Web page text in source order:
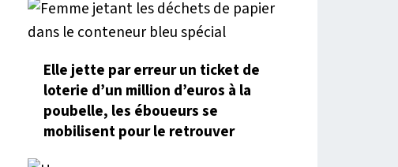
Elle jette par erreur un ticket de
loterie d’un million d’euros à la
poubelle, les éboueurs se
mobilisent pour le retrouver